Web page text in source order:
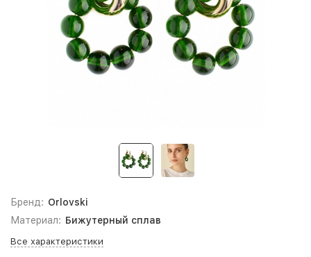
Бренд: Orlovski
Материал: Бижутерный сплав
Все характеристики